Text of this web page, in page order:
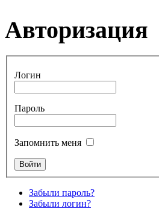
Авторизация
Логин
Пароль
Запомнить меня
Забыли пароль?
Забыли логин?